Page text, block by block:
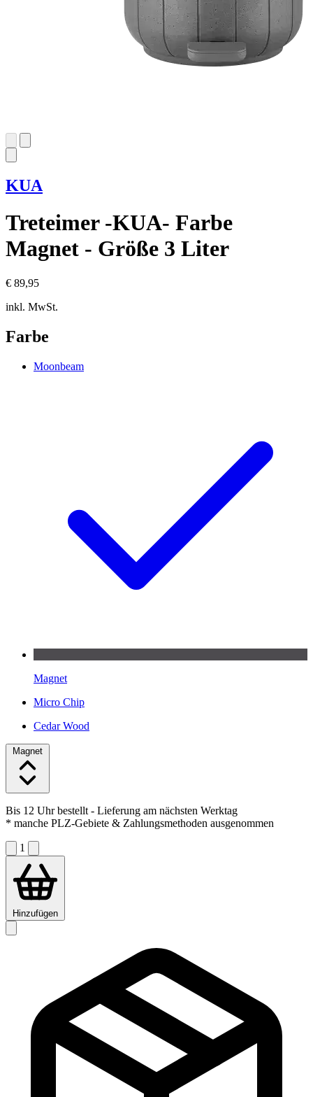
KUA
Treteimer -KUA- Farbe
Magnet - Größe 3 Liter
€ 89,95
inkl. MwSt.
Farbe
Moonbeam
Magnet
Micro Chip
Cedar Wood
Magnet
Bis 12 Uhr bestellt - Lieferung am nächsten Werktag
* manche PLZ-Gebiete & Zahlungsmethoden ausgenommen
1
Hinzufügen